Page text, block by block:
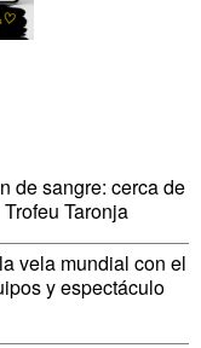
de sangre: cerca de
Taronja
vela mundial con el
y espectáculo